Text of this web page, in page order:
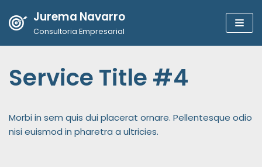
Pular
para
conteúdo
Jurema Navarro
Consultoria Empresarial
Service Title #4
Morbi in sem quis dui placerat ornare. Pellentesque odio
nisi euismod in pharetra a ultricies.